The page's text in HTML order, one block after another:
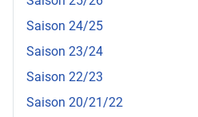
Saison 24/25
Saison 23/24
Saison 22/23
Saison 20/21/22